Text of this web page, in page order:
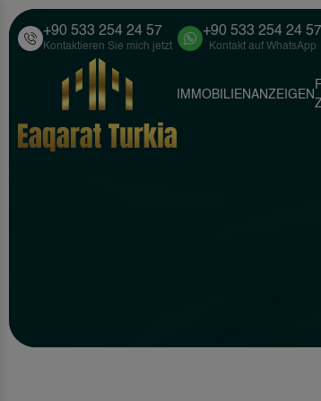
+90 533 254 24 57
Kontaktieren Sie mich jetzt
+90 533 254 24 57
Kontakt auf WhatsApp
IMMOBILIENANZEIGEN